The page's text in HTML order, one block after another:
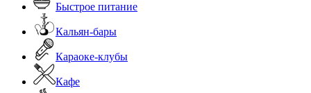
Быстрое питание
Кальян-бары
Караоке-клубы
Кафе